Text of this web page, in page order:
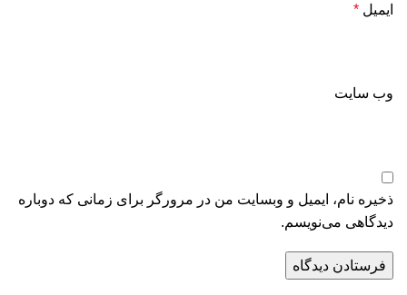
ایمیل *
وب‌ سایت
ذخیره نام، ایمیل و وبسایت من در مرورگر برای زمانی که دوباره
دیدگاهی می‌نویسم.